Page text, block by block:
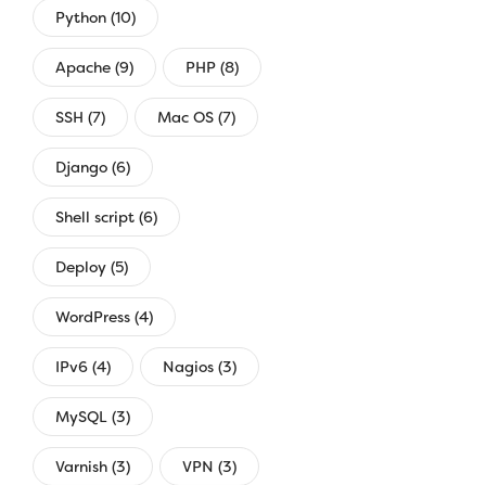
Python (10)
Apache (9) PHP (8)
SSH (7) Mac OS (7)
Django (6)
Shell script (6)
Deploy (5)
WordPress (4)
IPv6 (4) Nagios (3)
MySQL (3)
Varnish (3) VPN (3)